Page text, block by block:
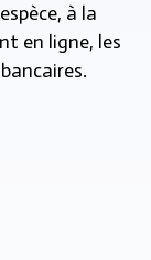
à la
en ligne, les